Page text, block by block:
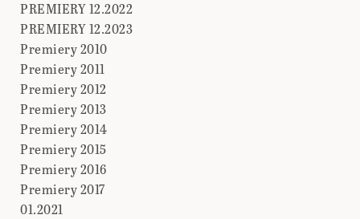
PREMIERY 12.2022
PREMIERY 12.2023
Premiery 2010
Premiery 2011
Premiery 2012
Premiery 2013
Premiery 2014
Premiery 2015
Premiery 2016
Premiery 2017
01.2021